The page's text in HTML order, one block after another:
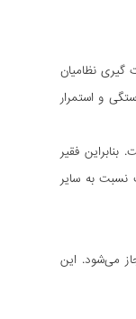
نظامیان
و استمرار
فقیر
نسبت به سایر
می‌شود. این